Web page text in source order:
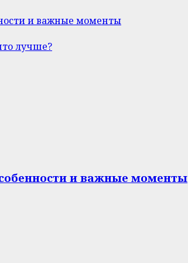
и важные моменты
лучше?
и важные моменты